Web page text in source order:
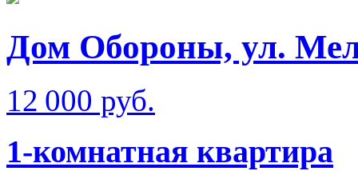
Дом Обороны, ул.
12 000 руб.
1-комнатная квартира